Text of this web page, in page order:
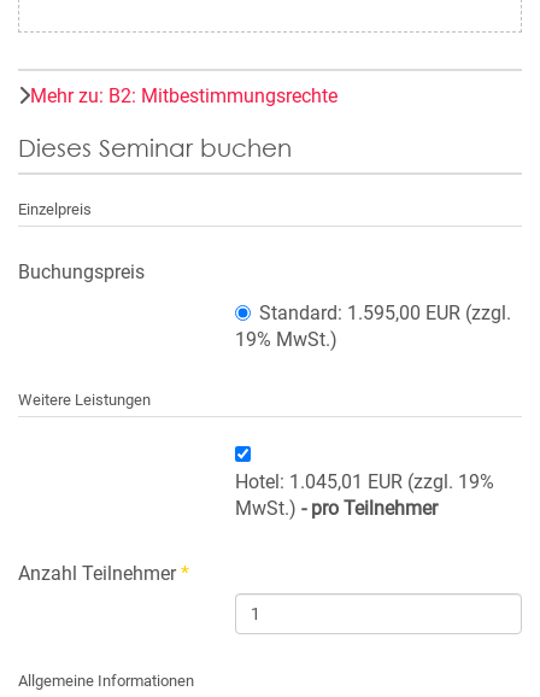
Mehr zu: B2: Mitbestimmungsrechte
Dieses Seminar buchen
Einzelpreis
Buchungspreis
Standard: 1.595,00 EUR (zzgl.
19% MwSt.)
Weitere Leistungen
Hotel: 1.045,01 EUR (zzgl. 19%
MwSt.) - pro Teilnehmer
Anzahl Teilnehmer*
Allgemeine Informationen